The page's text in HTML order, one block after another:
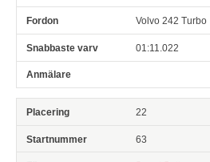
Volvo 242 Turbo
01:11.022
22
63